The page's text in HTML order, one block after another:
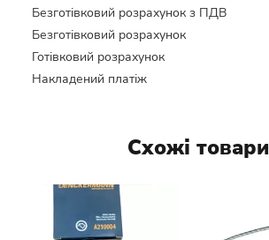
Безготівковий розрахунок з ПДВ
Безготівковий розрахунок
Готівковий розрахунок
Накладений платіж
Схожі товари